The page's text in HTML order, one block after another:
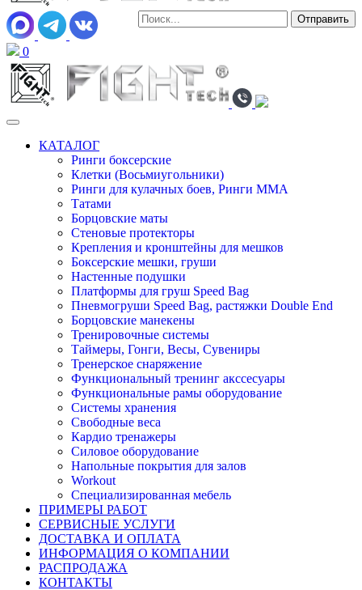
0
КАТАЛОГ
Ринги боксерские
Клетки (Восьмиугольники)
Ринги для кулачных боев, Ринги ММА
Татами
Борцовские маты
Стеновые протекторы
Крепления и кронштейны для мешков
Боксерские мешки, груши
Настенные подушки
Платформы для груш Speed Bag
Пневмогруши Speed Bag, растяжки Double End
Борцовские манекены
Тренировочные системы
Таймеры, Гонги, Весы, Сувениры
Тренерское снаряжение
Функциональный тренинг акссесуары
Функциональные рамы оборудование
Системы хранения
Свободные веса
Кардио тренажеры
Силовое оборудование
Напольные покрытия для залов
Workout
Специализированная мебель
ПРИМЕРЫ РАБОТ
СЕРВИСНЫЕ УСЛУГИ
ДОСТАВКА И ОПЛАТА
ИНФОРМАЦИЯ О КОМПАНИИ
РАСПРОДАЖА
КОНТАКТЫ